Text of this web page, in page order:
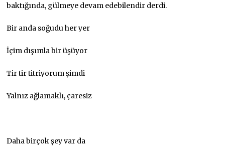
baktığında, gülmeye devam edebilendir derdi.
Bir anda soğudu her yer
İçim dışımla bir üşüyor
Tir tir titriyorum şimdi
Yalnız ağlamaklı, çaresiz
Daha birçok şey var da